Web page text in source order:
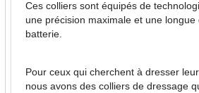
Ces colliers sont équipés de
une précision maximale et une
batterie.
Pour ceux qui cherchent à dresser
nous avons des colliers de dressage